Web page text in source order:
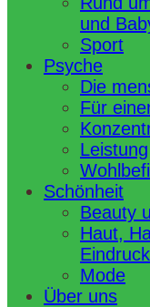
und
Sport
Psyche
Die
Für
Leistung
Schönheit
Beauty
Haut,
Eindruck
Mode
Über uns